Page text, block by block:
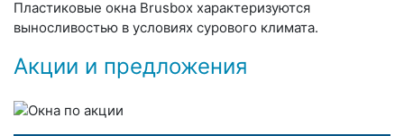
Пластиковые окна Brusbox характеризуются
выносливостью в условиях сурового климата.
Акции и предложения